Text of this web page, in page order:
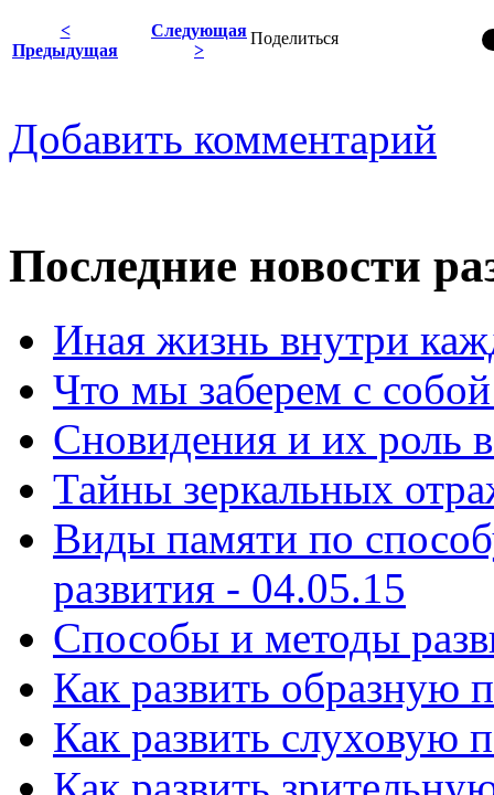
Поделиться
<
Предыдущая
Следующая
>
Добавить комментарий
Последние новости
Иная жизнь внутри
Что мы заберем с
Сновидения и их роль
Тайны зеркальных
Виды памяти по
развития - 04.05.15
Способы и ᴍетоды
Как развить образную
Как развить слуховую